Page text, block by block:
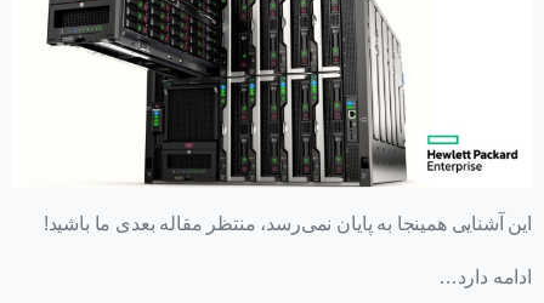
این آشنایی همینجا به پایان نمی‌رسد، منتظر مقاله بعدی ما باشید!
ادامه دارد…